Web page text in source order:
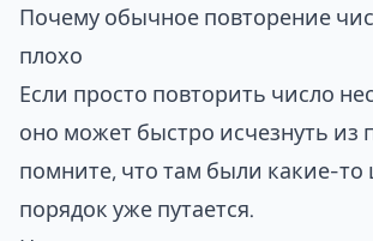
Почему обычное повторение
плохо
Если просто повторить число
оно может быстро исчезнуть из
помните, что там были какие-
порядок уже путается.